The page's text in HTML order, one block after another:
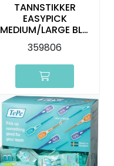
TANNSTIKKER
EASYPICK
MEDIUM/LARGE BLÅ
36 STK TEPE
359806